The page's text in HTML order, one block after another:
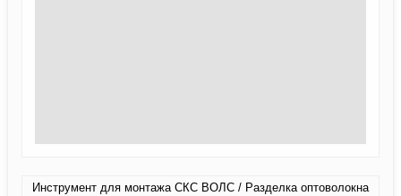
Инструмент для монтажа СКС ВОЛС / Разделка оптоволокна